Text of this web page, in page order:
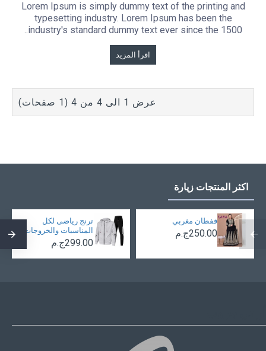
Lorem Ipsum is simply dummy text of the printing and
typesetting industry. Lorem Ipsum has been the
industry's standard dummy text ever since the 1500..
اقرأ المزيد
عرض 1 الى 4 من 4 (1 صفحات)
اكثر المنتجات زيارة
قفطان مغربي
250.00ج.م
ترنج رياضى لكل
المناسبات والخروجات
299.00ج.م